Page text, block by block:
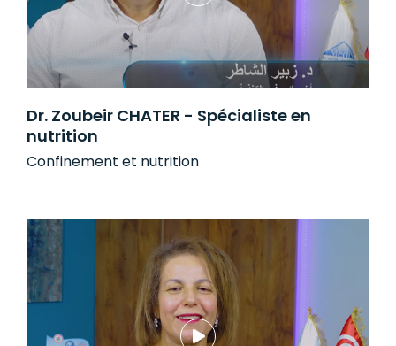
Dr. Zoubeir CHATER - Spécialiste en
nutrition
Confinement et nutrition